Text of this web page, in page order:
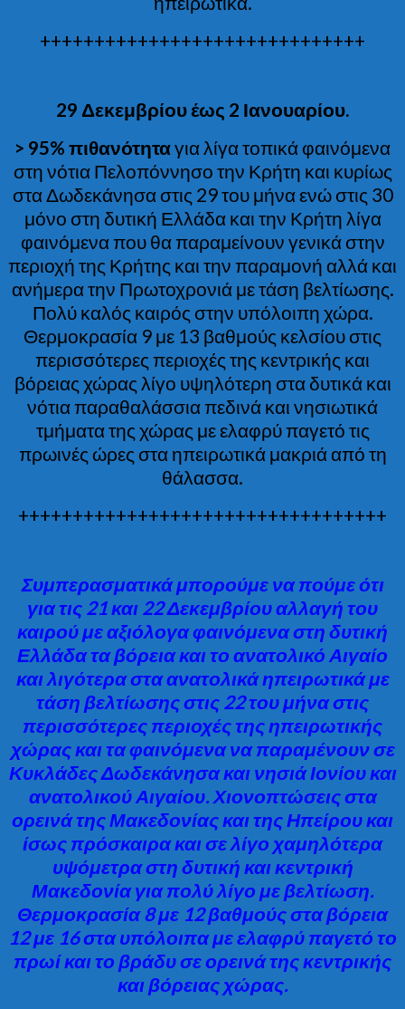
++++++++++++++++++++++++++++++
29 Δεκεμβρίου έως 2 Ιανουαρίου.
> 95% πιθανότηταγια λίγα τοπικά φαινόμενα
στη νότια Πελοπόννησο την Κρήτη και κυρίως
στα Δωδεκάνησα στις 29 του μήνα ενώ στις 30
μόνο στη δυτική Ελλάδα και την Κρήτη λίγα
φαινόμενα που θα παραμείνουν γενικά στην
περιοχή της Κρήτης και την παραμονή αλλά και
ανήμερα την Πρωτοχρονιά με τάση βελτίωσης.
Πολύ καλός καιρός στην υπόλοιπη χώρα.
Θερμοκρασία 9 με 13 βαθμούς κελσίου στις
περισσότερες περιοχές της κεντρικής και
βόρειας χώρας λίγο υψηλότερη στα δυτικά και
νότια παραθαλάσσια πεδινά και νησιωτικά
τμήματα της χώρας με ελαφρύ παγετό τις
πρωινές ώρες στα ηπειρωτικά μακριά από τη
θάλασσα.
++++++++++++++++++++++++++++++++++
Συμπερασματικά μπορούμε να πούμε ότι
για τις 21 και 22 Δεκεμβρίου αλλαγή του
καιρού με αξιόλογα φαινόμενα στη δυτική
Ελλάδα τα βόρεια και το ανατολικό Αιγαίο
και λιγότερα στα ανατολικά ηπειρωτικά με
τάση βελτίωσης στις 22 του μήνα στις
περισσότερες περιοχές της ηπειρωτικής
χώρας και τα φαινόμενα να παραμένουν σε
Κυκλάδες Δωδεκάνησα και νησιά Ιονίου και
ανατολικού Αιγαίου. Χιονοπτώσεις στα
ορεινά της Μακεδονίας και της Ηπείρου και
ίσως πρόσκαιρα και σε λίγο χαμηλότερα
υψόμετρα στη δυτική και κεντρική
Μακεδονία για πολύ λίγο με βελτίωση.
Θερμοκρασία 8 με 12 βαθμούς στα βόρεια
12 με 16 στα υπόλοιπα με ελαφρύ παγετό το
πρωί και το βράδυ σε ορεινά της κεντρικής
και βόρειας χώρας.